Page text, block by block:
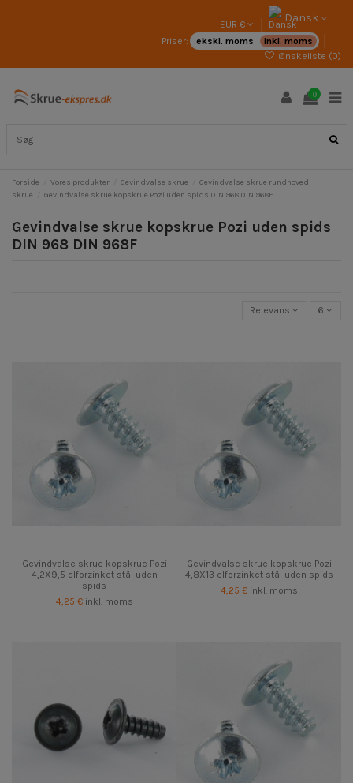
EUR € Dansk
Priser: ekskl. moms
inkl. moms
Ønskeliste (0)
0
Forside Vores produkter Gevindvalse skrue
Gevindvalse skrue rundhoved
skrue
Gevindvalse skrue kopskrue Pozi uden spids DIN 968 DIN 968F
Gevindvalse skrue kopskrue Pozi uden spids
DIN 968 DIN 968F
Relevans 6
Gevindvalse skrue kopskrue Pozi
4,2X9,5 elforzinket stål uden
spids
4,25 € inkl. moms
Gevindvalse skrue kopskrue Pozi
4,8X13 elforzinket stål uden spids
4,25 € inkl. moms